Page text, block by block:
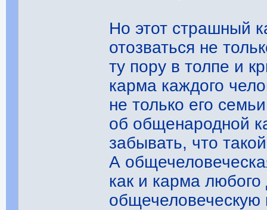
Но этот страшный
отозваться не
ту пору в толпе и
карма каждого
не только его
об общенародной
забывать, что
А
как и карма любого
общечеловеческую